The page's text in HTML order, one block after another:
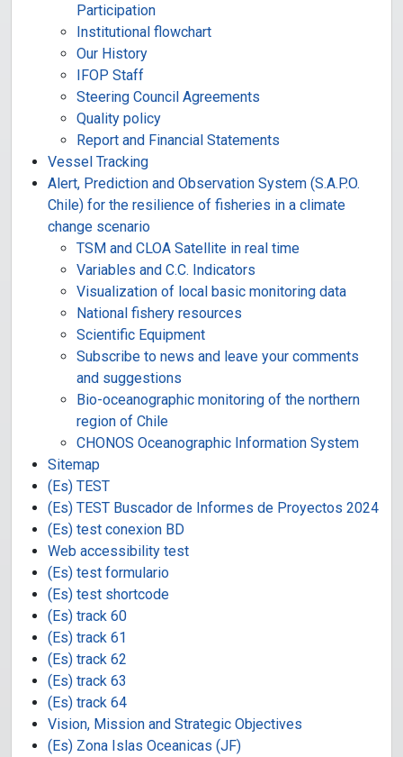
Participation
Institutional flowchart
Our History
IFOP Staff
Steering Council Agreements
Quality policy
Report and Financial Statements
Vessel Tracking
Alert, Prediction and Observation System (S.A.P.O.
Chile) for the resilience of fisheries in a climate
change scenario
TSM and CLOA Satellite in real time
Variables and C.C. Indicators
Visualization of local basic monitoring data
National fishery resources
Scientific Equipment
Subscribe to news and leave your comments
and suggestions
Bio-oceanographic monitoring of the northern
region of Chile
CHONOS Oceanographic Information System
Sitemap
(Es) TEST
(Es) TEST Buscador de Informes de Proyectos 2024
(Es) test conexion BD
Web accessibility test
(Es) test formulario
(Es) test shortcode
(Es) track 60
(Es) track 61
(Es) track 62
(Es) track 63
(Es) track 64
Vision, Mission and Strategic Objectives
(Es) Zona Islas Oceanicas (JF)